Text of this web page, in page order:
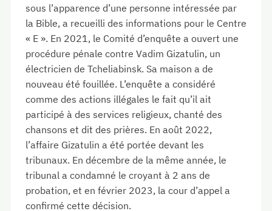
sous l’apparence d’une personne intéressée par
la Bible, a recueilli des informations pour le Centre
« E ». En 2021, le Comité d’enquête a ouvert une
procédure pénale contre Vadim Gizatulin, un
électricien de Tcheliabinsk. Sa maison a de
nouveau été fouillée. L’enquête a considéré
comme des actions illégales le fait qu’il ait
participé à des services religieux, chanté des
chansons et dit des prières. En août 2022,
l’affaire Gizatulin a été portée devant les
tribunaux. En décembre de la même année, le
tribunal a condamné le croyant à 2 ans de
probation, et en février 2023, la cour d’appel a
confirmé cette décision.